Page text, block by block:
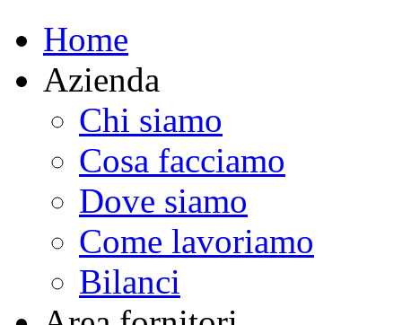
Home
Azienda
Chi siamo
Cosa facciamo
Dove siamo
Come lavoriamo
Bilanci